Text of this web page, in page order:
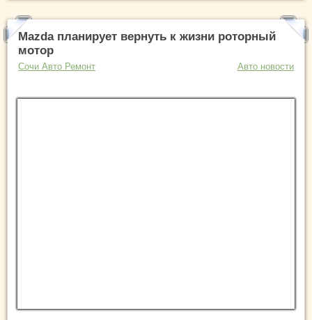
Mazda планирует вернуть к жизни роторный
мотор
Сочи Авто Ремонт Авто новости